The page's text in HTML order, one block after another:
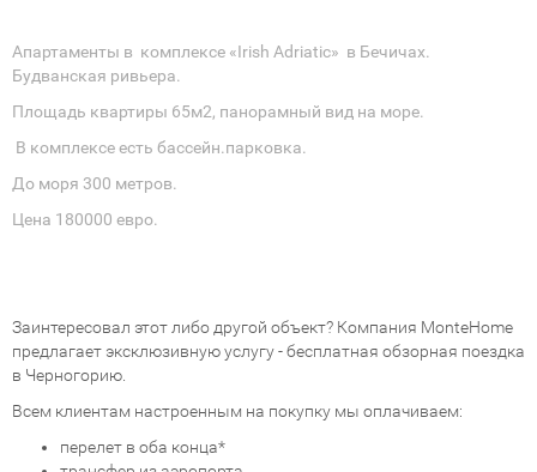
Апартаменты в комплексе «Irish Adriatic» в Бечичах.
Будванская ривьера.
Площадь квартиры 65м2, панорамный вид на море.
В комплексе есть бассейн.парковка.
До моря 300 метров.
Цена 180000 евро.
Заинтересовал этот либо другой объект? Компания MonteHome
предлагает эксклюзивную услугу - бесплатная обзорная поездка
в Черногорию.
Всем клиентам настроенным на покупку мы оплачиваем:
перелет в оба конца*